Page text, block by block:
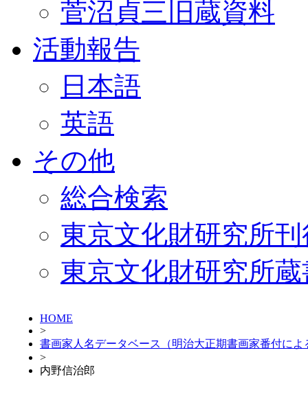
菅沼貞三旧蔵資料
活動報告
日本語
英語
その他
総合検索
東京文化財研究所
東京文化財研究所
HOME
>
書画家人名データベース（明治大正期書画家番付によ
>
内野信治郎